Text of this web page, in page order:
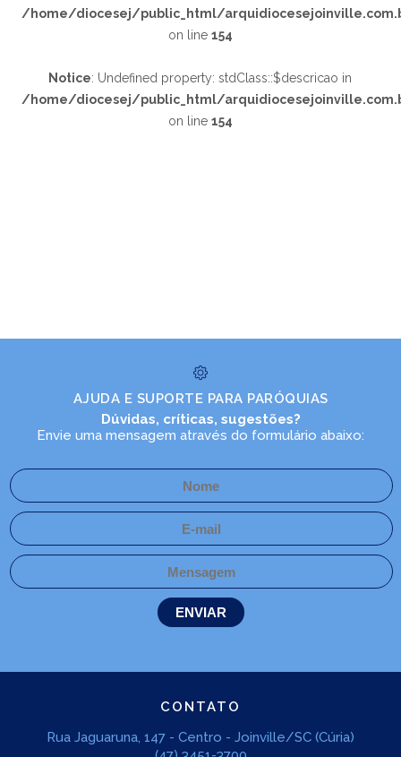
/home/diocesej/public_html/
on line 154
Notice: Undefined property: stdClass::$descricao in
/home/diocesej/public_html/
on line 154
AJUDA E SUPORTE PARA PARÓQUIAS
Dúvidas, críticas, sugestões?
Envie uma mensagem através do formulário abaixo:
CONTATO
Rua Jaguaruna, 147 - Centro - Joinville/SC (Cúria)